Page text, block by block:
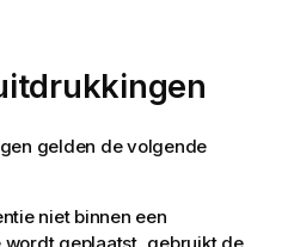
gelden de volgende
niet binnen een